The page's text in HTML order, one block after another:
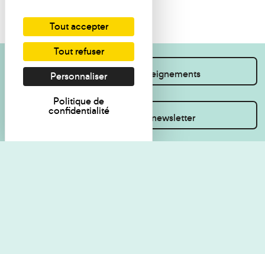
Je souhaite des renseignements
Inscrivez-vous à la newsletter
Tout accepter
Tout refuser
Personnaliser
Politique de
confidentialité